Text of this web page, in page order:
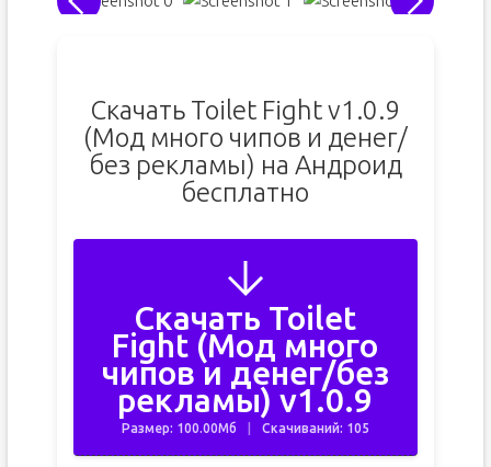
Скачать Toilet Fight v1.0.9
(Мод много чипов и денег/
без рекламы) на Андроид
бесплатно
Скачать Toilet
Fight (Мод много
чипов и денег/без
рекламы) v1.0.9
Размер: 100.00Мб Скачиваний: 105